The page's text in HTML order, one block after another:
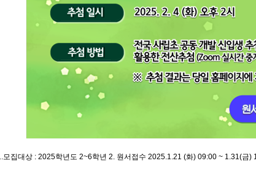
모집대상 : 2025학년도 2~6학년 2. 원서접수 2025.1.21 (화) 09:00 ~ 1.31(금)